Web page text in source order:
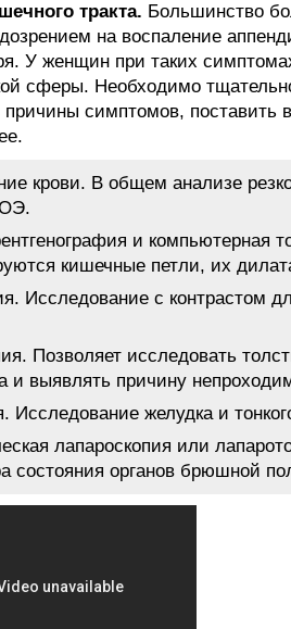
тракта. Большинство
на воспаление
У женщин при таких
сферы. Необходимо
симптомов, поставить
крови. В общем анализе
и компьютерная
кишечные петли, их
Исследование с контрастом
Позволяет исследовать
и выявлять причину
Исследование желудка и
лапароскопия или
состояния органов брюшной